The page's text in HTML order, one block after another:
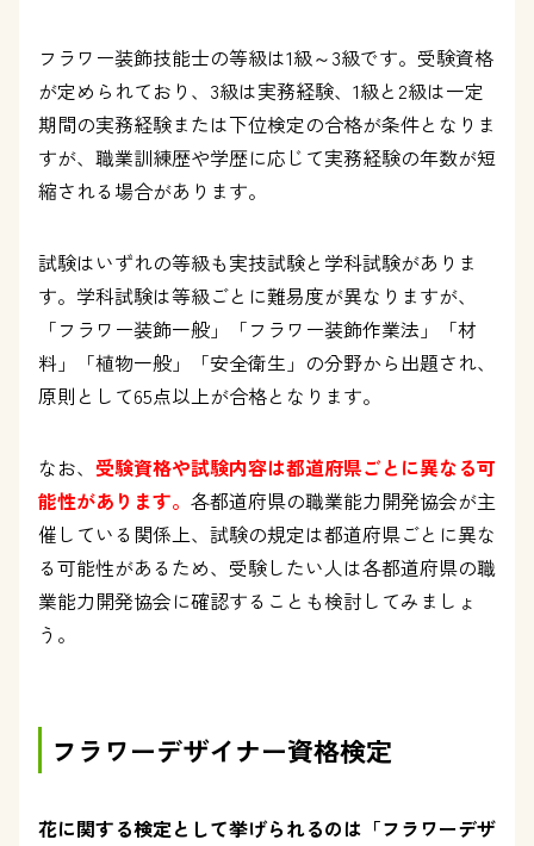
フラワー装飾技能士の等級は1級～3級です。受験資格
が定められており、3級は実務経験、1級と2級は一定
期間の実務経験または下位検定の合格が条件となりま
すが、職業訓練歴や学歴に応じて実務経験の年数が短
縮される場合があります。
試験はいずれの等級も実技試験と学科試験がありま
す。学科試験は等級ごとに難易度が異なりますが、
「フラワー装飾一般」「フラワー装飾作業法」「材
料」「植物一般」「安全衛生」の分野から出題され、
原則として65点以上が合格となります。
なお、 受験資格や試験内容は都道府県ごとに異なる可
能性があります。 各都道府県の職業能力開発協会が主
催している関係上、試験の規定は都道府県ごとに異な
る可能性があるため、受験したい人は各都道府県の職
業能力開発協会に確認することも検討してみましょ
う。
フラワーデザイナー資格検定
花に関する検定として挙げられるのは「フラワーデザ